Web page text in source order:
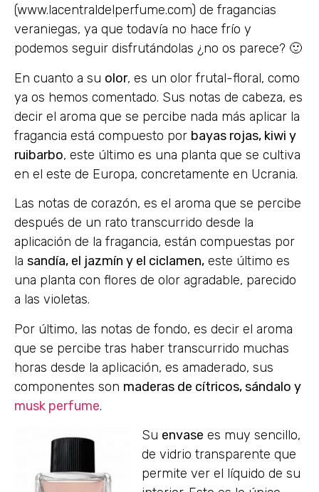
(www.lacentraldelperfume.com) de fragancias
veraniegas, ya que todavía no hace frío y
podemos seguir disfrutándolas ¿no os parece? 🙂
En cuanto a su olor, es un olor frutal-floral, como
ya os hemos comentado. Sus notas de cabeza, es
decir el aroma que se percibe nada más aplicar la
fragancia está compuesto por bayas rojas, kiwi y
ruibarbo, este último es una planta que se cultiva
en el este de Europa, concretamente en Ucrania.
Las notas de corazón, es el aroma que se percibe
después de un rato transcurrido desde la
aplicación de la fragancia, están compuestas por
la sandía, el jazmín y el ciclamen, este último es
una planta con flores de olor agradable, parecido
a las violetas.
Por último, las notas de fondo, es decir el aroma
que se percibe tras haber transcurrido muchas
horas desde la aplicación, es amaderado, sus
componentes son maderas de cítricos, sándalo y
musk perfume.
Su envase es muy sencillo,
de vidrio transparente que
permite ver el líquido de su